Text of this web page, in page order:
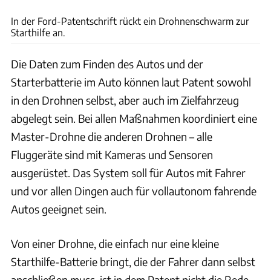
In der Ford-Patentschrift rückt ein Drohnenschwarm zur
Starthilfe an.
Die Daten zum Finden des Autos und der
Starterbatterie im Auto können laut Patent sowohl
in den Drohnen selbst, aber auch im Zielfahrzeug
abgelegt sein. Bei allen Maßnahmen koordiniert eine
Master-Drohne die anderen Drohnen – alle
Fluggeräte sind mit Kameras und Sensoren
ausgerüstet. Das System soll für Autos mit Fahrer
und vor allen Dingen auch für vollautonom fahrende
Autos geeignet sein.
Von einer Drohne, die einfach nur eine kleine
Starthilfe-Batterie bringt, die der Fahrer dann selbst